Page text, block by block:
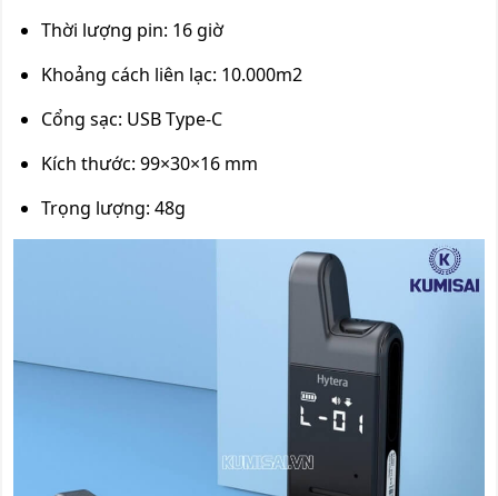
Thời lượng pin: 16 giờ
Khoảng cách liên lạc: 10.000m2
Cổng sạc: USB Type-C
Kích thước: 99×30×16 mm
Trọng lượng: 48g